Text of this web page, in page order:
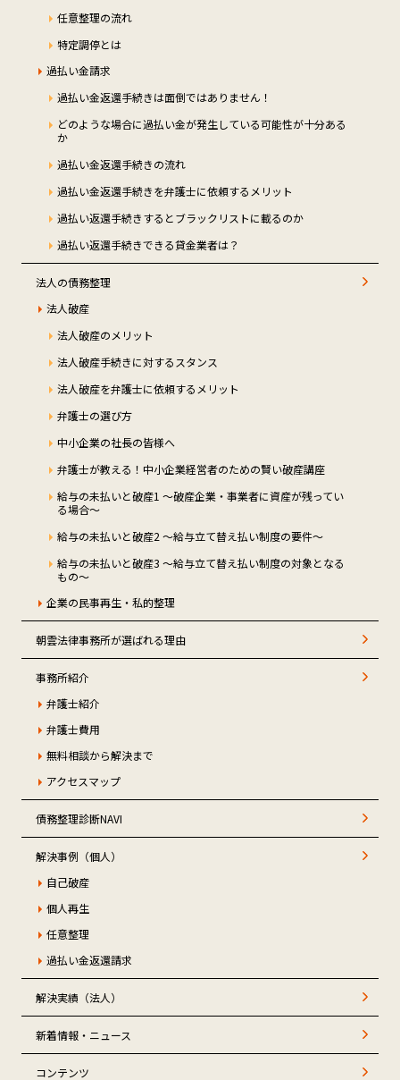
任意整理の流れ
特定調停とは
過払い金請求
過払い金返還手続きは面倒ではありません！
どのような場合に過払い金が発生している可能性が十分ある
か
過払い金返還手続きの流れ
過払い金返還手続きを弁護士に依頼するメリット
過払い返還手続きするとブラックリストに載るのか
過払い返還手続きできる貸金業者は？
法人の債務整理
法人破産
法人破産のメリット
法人破産手続きに対するスタンス
法人破産を弁護士に依頼するメリット
弁護士の選び方
中小企業の社長の皆様へ
弁護士が教える！中小企業経営者のための賢い破産講座
給与の未払いと破産1 ～破産企業・事業者に資産が残ってい
る場合～
給与の未払いと破産2 ～給与立て替え払い制度の要件～
給与の未払いと破産3 ～給与立て替え払い制度の対象となる
もの～
企業の民事再生・私的整理
朝雲法律事務所が選ばれる理由
事務所紹介
弁護士紹介
弁護士費用
無料相談から解決まで
アクセスマップ
債務整理診断NAVI
解決事例（個人）
自己破産
個人再生
任意整理
過払い金返還請求
解決実績（法人）
新着情報・ニュース
コンテンツ